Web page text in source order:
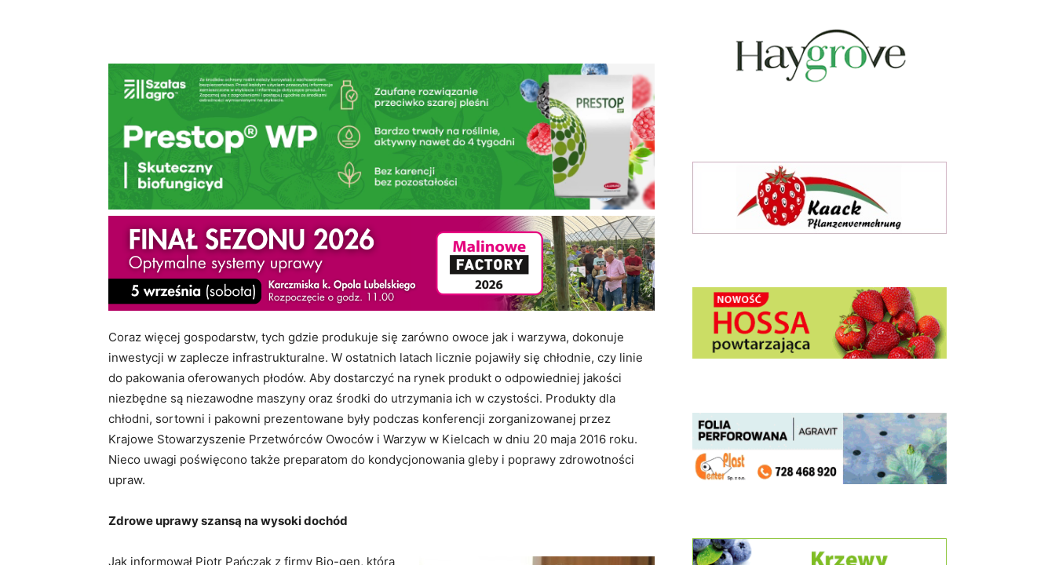
Coraz więcej gospodarstw, tych gdzie produkuje się zarówno owoce jak i warzywa, dokonuje
inwestycji w zaplecze infrastrukturalne. W ostatnich latach licznie pojawiły się chłodnie, czy linie
do pakowania oferowanych płodów. Aby dostarczyć na rynek produkt o odpowiedniej jakości
niezbędne są niezawodne maszyny oraz środki do utrzymania ich w czystości. Produkty dla
chłodni, sortowni i pakowni prezentowane były podczas konferencji zorganizowanej przez
Krajowe Stowarzyszenie Przetwórców Owoców i Warzyw w Kielcach w dniu 20 maja 2016 roku.
Nieco uwagi poświęcono także preparatom do kondycjonowania gleby i poprawy zdrowotności
upraw.
Zdrowe uprawy szansą na wysoki dochód
Jak informował Piotr Pańczak z firmy Bio-gen, która